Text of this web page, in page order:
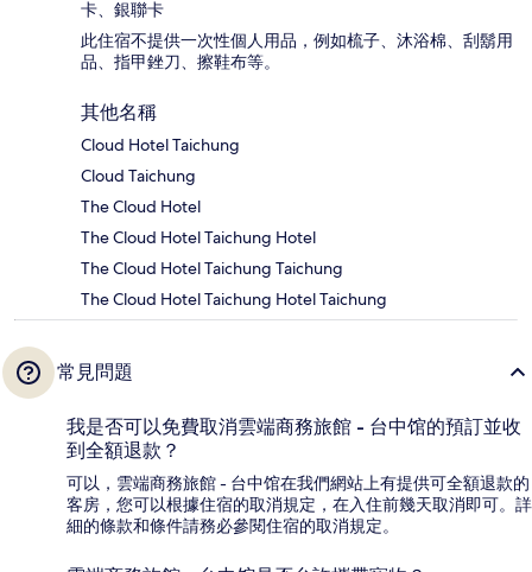
卡、銀聯卡
此住宿不提供一次性個人用品，例如梳子、沐浴棉、刮鬍用
品、指甲銼刀、擦鞋布等。
其他名稱
Cloud Hotel Taichung
Cloud Taichung
The Cloud Hotel
The Cloud Hotel Taichung Hotel
The Cloud Hotel Taichung Taichung
The Cloud Hotel Taichung Hotel Taichung
常見問題
我是否可以免費取消雲端商務旅館 - 台中馆的預訂並收
到全額退款？
可以，雲端商務旅館 - 台中馆在我們網站上有提供可全額退款的
客房，您可以根據住宿的取消規定，在入住前幾天取消即可。詳
細的條款和條件請務必參閱住宿的取消規定。